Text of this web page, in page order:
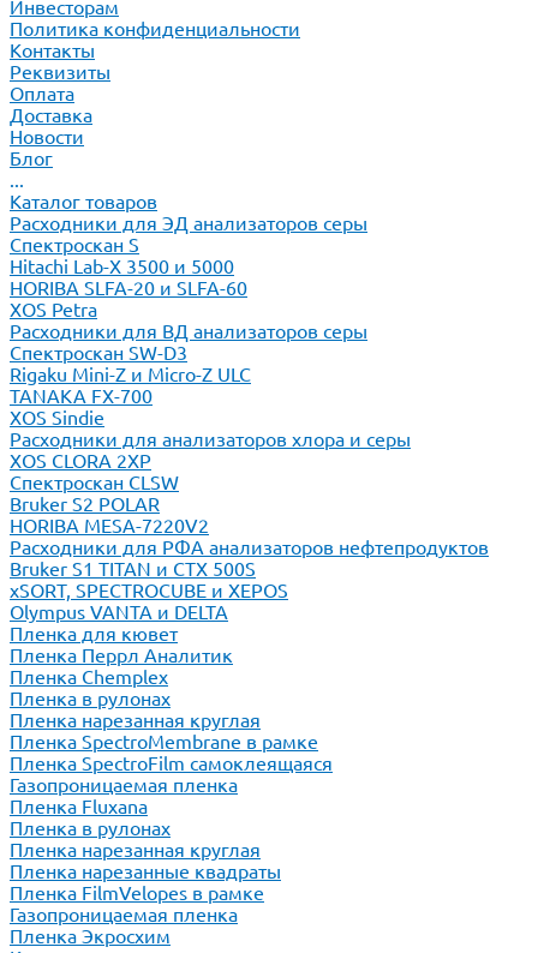
Инвесторам
Политика конфиденциальности
Контакты
Реквизиты
Оплата
Доставка
Новости
Блог
...
Каталог товаров
Расходники для ЭД анализаторов серы
Спектроскан S
Hitachi Lab-X 3500 и 5000
HORIBA SLFA-20 и SLFA-60
XOS Petra
Расходники для ВД анализаторов серы
Спектроскан SW-D3
Rigaku Mini-Z и Micro-Z ULC
TANAKA FX-700
XOS Sindie
Расходники для анализаторов хлора и серы
XOS CLORA 2XP
Спектроскан CLSW
Bruker S2 POLAR
HORIBA MESA-7220V2
Расходники для РФА анализаторов нефтепродуктов
Bruker S1 TITAN и CTX 500S
xSORT, SPECTROCUBE и XEPOS
Olympus VANTA и DELTA
Пленка для кювет
Пленка Перрл Аналитик
Пленка Chemplex
Пленка в рулонах
Пленка нарезанная круглая
Пленка SpectroMembrane в рамке
Пленка SpectroFilm самоклеящаяся
Газопроницаемая пленка
Пленка Fluxana
Пленка в рулонах
Пленка нарезанная круглая
Пленка нарезанные квадраты
Пленка FilmVelopes в рамке
Газопроницаемая пленка
Пленка Экросхим